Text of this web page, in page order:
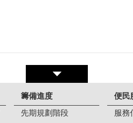
籌備進度
先期規劃階段
便民
服務